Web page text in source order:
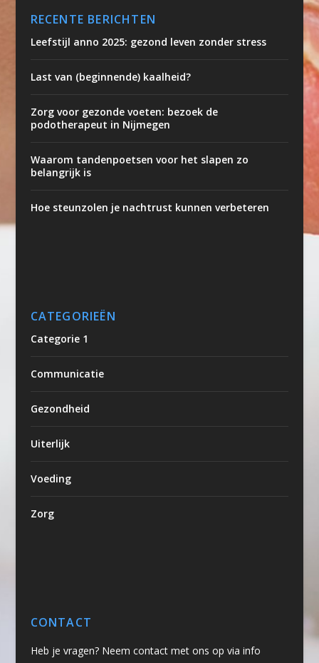
RECENTE BERICHTEN
Leefstijl anno 2025: gezond leven zonder stress
Last van (beginnende) kaalheid?
Zorg voor gezonde voeten: bezoek de
podotherapeut in Nijmegen
Waarom tandenpoetsen voor het slapen zo
belangrijk is
Hoe steunzolen je nachtrust kunnen verbeteren
CATEGORIEËN
Categorie 1
Communicatie
Gezondheid
Uiterlijk
Voeding
Zorg
CONTACT
Heb je vragen? Neem contact met ons op via info